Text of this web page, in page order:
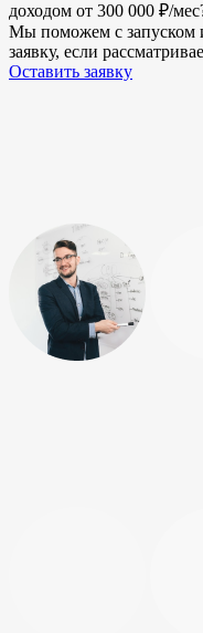
доходом от 300 000 ₽/
Мы поможем с запуском
заявку, если
Оставить заявку